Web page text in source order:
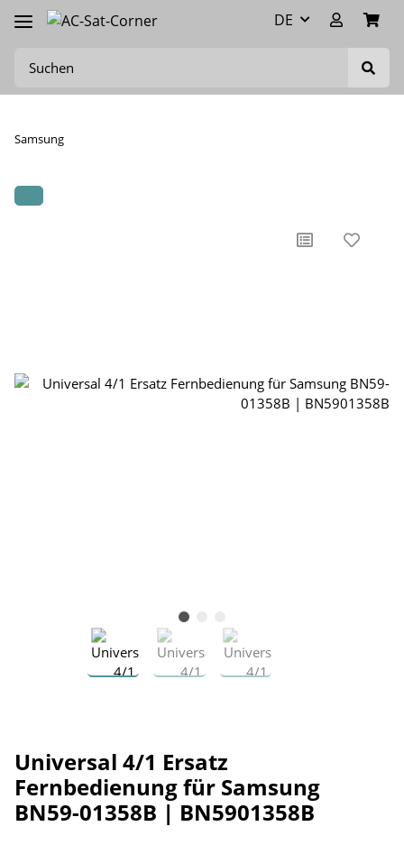
DE
Samsung
Universal 4/1 Ersatz
Fernbedienung für Samsung
BN59-01358B | BN5901358B